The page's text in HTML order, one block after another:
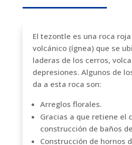
El tezontle es una roca
volcánico (ígnea) que se
laderas de los cerros,
depresiones. Algunos de
da a esta roca son:
Arreglos florales.
Gracias a que retiene el
construcción de baños
Construcción de hornos